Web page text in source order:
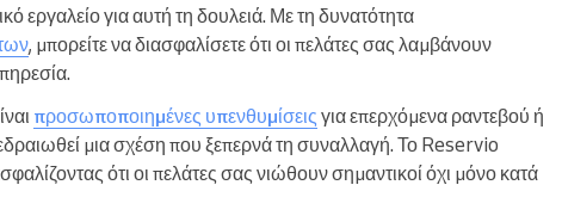
εργαλείο για αυτή τη δουλειά. Με τη δυνατότητα
, μπορείτε να διασφαλίσετε ότι οι πελάτες σας λαμβάνουν
προσωποποιημένες υπενθυμίσεις για επερχόμενα ραντεβού ή
μια σχέση που ξεπερνά τη συναλλαγή. Το Reservio
ότι οι πελάτες σας νιώθουν σημαντικοί όχι μόνο κατά